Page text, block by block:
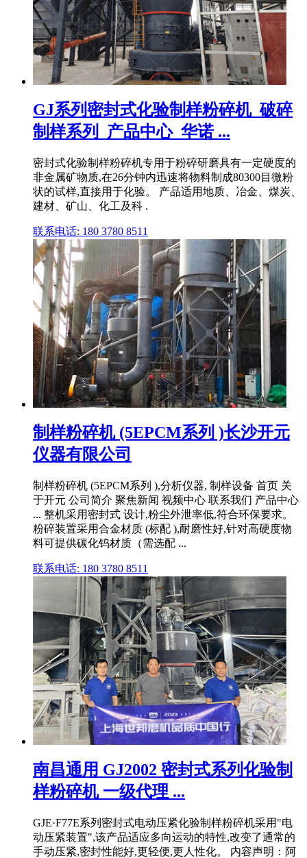
GJ系列密封式化验制样粉碎机_破碎
制样系列_产品中心_华诺 ...
密封式化验制样粉碎机专用于粉碎研磨具有一定硬度的
非金属矿物质,在26分钟内迅速将物料制成80300目微粉
状的试样,直接用于化验。 产品适用地质、冶金、煤炭、
建材、矿山、化工及科 .
联系电话: 180 3780 8511
制样粉碎机 (5EPCM系列 )长沙开元
仪器有限公司
制样粉碎机 (5EPCM系列 ),分析仪器, 制样设备 首页 关
于开元 公司简介 聚焦新闻 视频中心 联系我们 产品中心
... 整机采用密封式 设计,粉尘外泄率低,符合环保要求。
粉碎装置采用合金材质 (标配 ),耐磨性好,针对高硬度物
料可提供碳化钨材质（需选配 ...
联系电话: 180 3780 8511
南昌通用 GJ2002 密封式系列化验制
样粉碎机 一级代理 ...
GJE·F77E系列密封式电动压紧化验制样粉碎机采用"电
动压紧装置",该产品适应多向运动的特性,改变了通常的
手动压紧,密封性能好,更轻便,更人性化。 内容声明：阿